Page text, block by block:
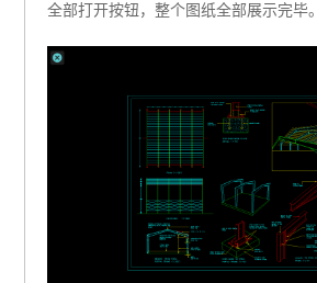
全部打开按钮，整个图纸全部展示完毕。